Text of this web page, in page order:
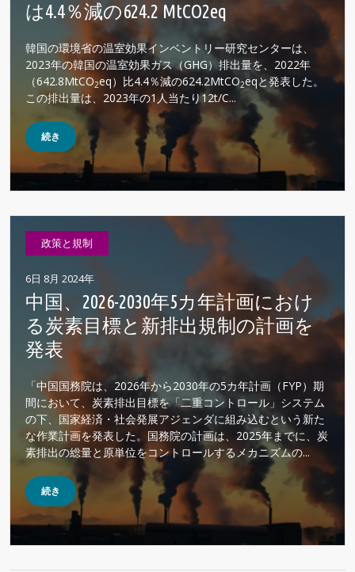
は4.4％減の624.2 MtCO2eq
韓国の環境省の温室効果インベントリー研究センターは、
2023年の韓国の温室効果ガス（GHG）排出量を、2022年
（642.8MtCO2eq）比4.4％減の624.2MtCO2eqと発表した。
この排出量は、2023年の1人当たり12t/C...
続き
政策と規制
6日 8月 2024年
中国、2026-2030年5カ年計画におけ
る炭素目標と新排出規制の計画を
発表
「中国国務院は、2026年から2030年の5カ年計画（FYP）期
間において、炭素排出目標を「二重コントロール」システム
の下、国家経済・社会発展アジェンダに組み込むという新た
な作業計画を発表した。国務院の計画は、2025年までに、炭
素排出の総量と原単位をコントロールするメカニズムの...
続き